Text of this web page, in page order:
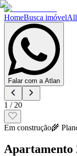
HomeBusca imóvel
Falar com a Atlan
1 / 20
Em construção🌾
Apartamento